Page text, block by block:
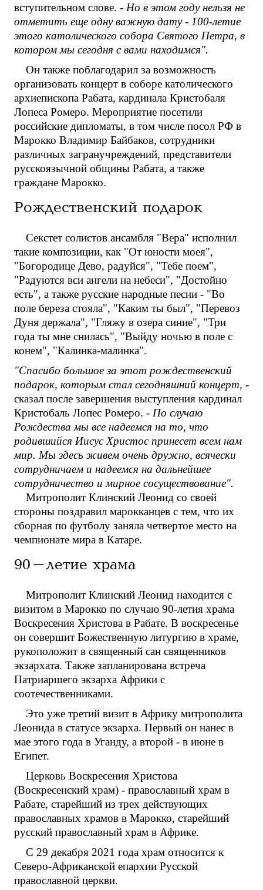
вступительном слове. - Но в этом году нельзя не
отметить еще одну важную дату - 100-летие
этого католического собора Святого Петра, в
котором мы сегодня с вами находимся".
Он также поблагодарил за возможность
организовать концерт в соборе католического
архиепископа Рабата, кардинала Кристобаля
Лопеса Ромеро. Мероприятие посетили
российские дипломаты, в том числе посол РФ в
Марокко Владимир Байбаков, сотрудники
различных загранучреждений, представители
русскоязычной общины Рабата, а также
граждане Марокко.
Рождественский подарок
Секстет солистов ансамбля "Вера" исполнил
такие композиции, как "От юности моея",
"Богородице Дево, радуйся", "Тебе поем",
"Радуются вси ангели на небеси", "Достойно
есть", а также русские народные песни - "Во
поле береза стояла", "Каким ты был", "Перевоз
Дуня держала", "Гляжу в озера синие", "Три
года ты мне снилась", "Выйду ночью в поле с
конем", "Калинка-малинка".
"Спасибо большое за этот рождественский
подарок, которым стал сегодняшний концерт, -
сказал после завершения выступления кардинал
Кристобаль Лопес Ромеро. - По случаю
Рождества мы все надеемся на то, что
родившийся Иисус Христос принесет всем нам
мир. Мы здесь живем очень дружно, всячески
сотрудничаем и надеемся на дальнейшее
сотрудничество и мирное сосуществование".
Митрополит Клинский Леонид со своей
стороны поздравил марокканцев с тем, что их
сборная по футболу заняла четвертое место на
чемпионате мира в Катаре.
90-летие храма
Митрополит Клинский Леонид находится с
визитом в Марокко по случаю 90-летия храма
Воскресения Христова в Рабате. В воскресенье
он совершит Божественную литургию в храме,
рукоположит в священный сан священников
экзархата. Также запланирована встреча
Патриаршего экзарха Африки с
соотечественниками.
Это уже третий визит в Африку митрополита
Леонида в статусе экзарха. Первый он нанес в
мае этого года в Уганду, а второй - в июне в
Египет.
Церковь Воскресения Христова
(Воскресенский храм) - православный храм в
Рабате, старейший из трех действующих
православных храмов в Марокко, старейший
русский православный храм в Африке.
С 29 декабря 2021 года храм относится к
Северо-Африканской епархии Русской
православной церкви.